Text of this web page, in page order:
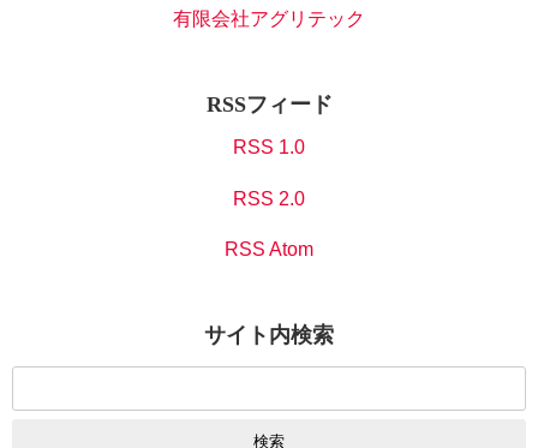
有限会社アグリテック
RSSフィード
RSS 1.0
RSS 2.0
RSS Atom
サイト内検索